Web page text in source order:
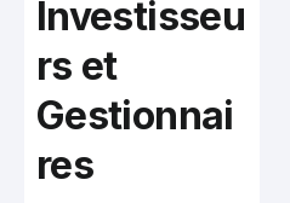
Investisseu
rs et
Gestionnai
res